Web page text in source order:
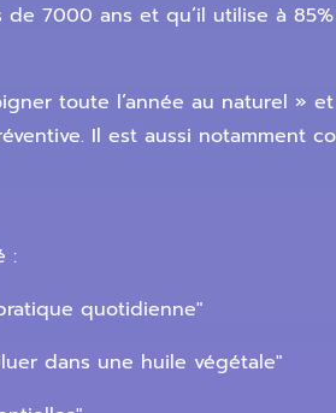
7000 ans et qu’il utilise à
toute l’année au naturel »
Il est aussi notamment
:
quotidienne"
dans une huile végétale"